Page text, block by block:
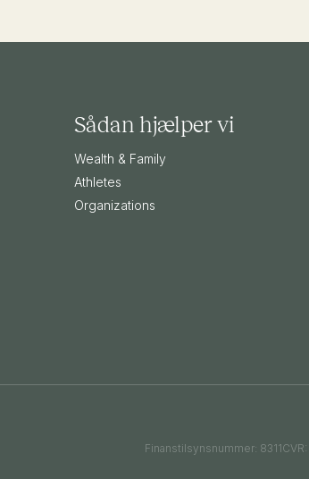
Sådan hjælper vi
Wealth & Family
Athletes
Organizations
Finanstilsynsnummer: 8311